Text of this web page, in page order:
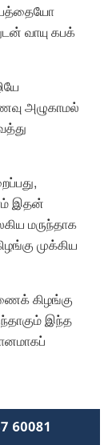
வாயு கபக்
அழுகாமல்
இதன்
மருந்தாக
முக்கிய
கிழங்கு
இந்த